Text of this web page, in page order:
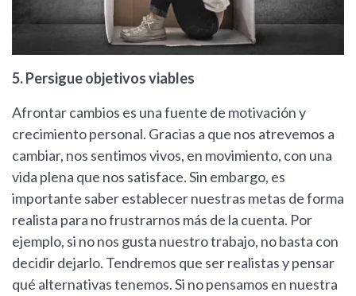
5. Persigue objetivos viables
Afrontar cambios es una fuente de motivación y
crecimiento personal. Gracias a que nos atrevemos a
cambiar, nos sentimos vivos, en movimiento, con una
vida plena que nos satisface. Sin embargo, es
importante saber establecer nuestras metas de forma
realista para no frustrarnos más de la cuenta. Por
ejemplo, si no nos gusta nuestro trabajo, no basta con
decidir dejarlo. Tendremos que ser realistas y pensar
qué alternativas tenemos. Si no pensamos en nuestra